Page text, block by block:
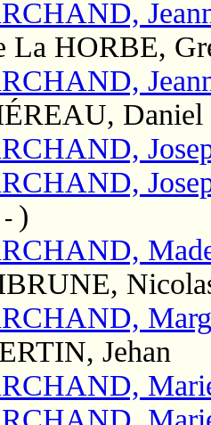
La HORBE,
Daniel
- )
Jehan